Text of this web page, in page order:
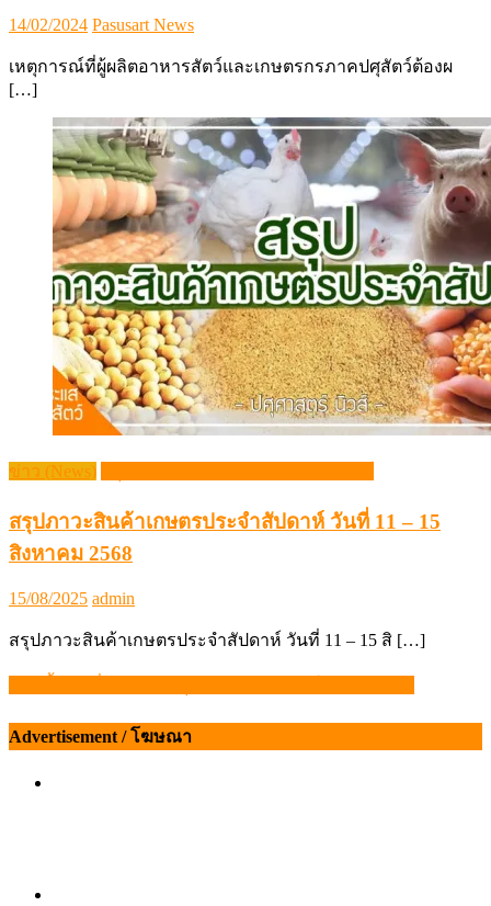
Posted
14/02/2024 Author
Pasusart News
เหตุการณ์ที่ผู้ผลิตอาหารสัตว์และเกษตรกรภาคปศุสัตว์ต้องผ
[…]
ข่าว (News)
สรุปภาวะสินค้าเกษตรประจำสัปดาห์ วันที่ 11 – 15
สิงหาคม 2568
Posted
15/08/2025 Author
admin
สรุปภาวะสินค้าเกษตรประจำสัปดาห์ วันที่ 11 – 15 สิ […]
แนะแนว
เรื่อง
Advertisement / โฆษณา